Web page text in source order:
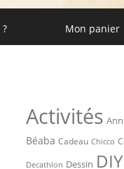
Mon panier
Activités
Béaba Cadeau Chicco
Decathlon Dessin DIY